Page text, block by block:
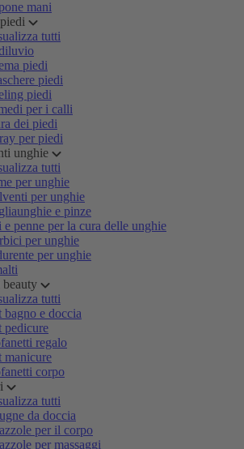
mani
tutti
piedi
piedi
piedi
per i calli
dei piedi
per piedi
unghie
tutti
per unghie
per unghie
e pinze
e penne per la cura delle unghie
per unghie
per unghie
tutti
bagno e doccia
pedicure
regalo
manicure
corpo
tutti
da doccia
per il corpo
per massaggi